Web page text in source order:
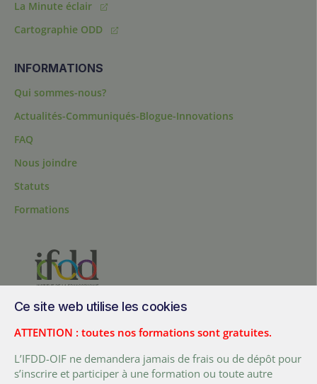
La Minute éclair
Cartographie ODD
INFORMATIONS
Qui sommes-nous?
Actualités-Communiqués-Blogue-Innovations
FAQ
Nous joindre
Statuts
Formations
Canada
Tél. :+ (1) 418 692 5727
Fax :+ (1) 418 692 5644
Ce site web utilise les cookies
ATTENTION : toutes nos formations sont gratuites.
L’IFDD-OIF ne demandera jamais de frais ou de dépôt pour
s’inscrire et participer à une formation ou toute autre